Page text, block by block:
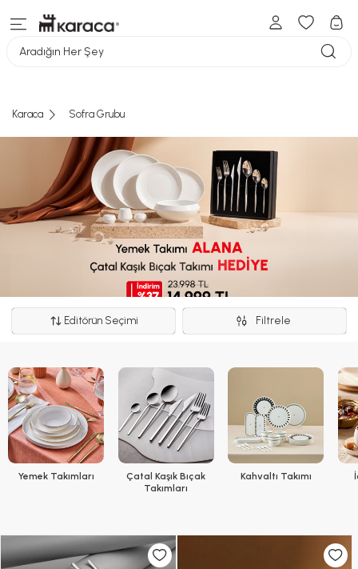
Aradığın Her Şey
Karaca Sofra Grubu
Editörün Seçimi Filtrele
Yemek Takımları
Çatal Kaşık Bıçak
Takımları
Kahvaltı Takımı